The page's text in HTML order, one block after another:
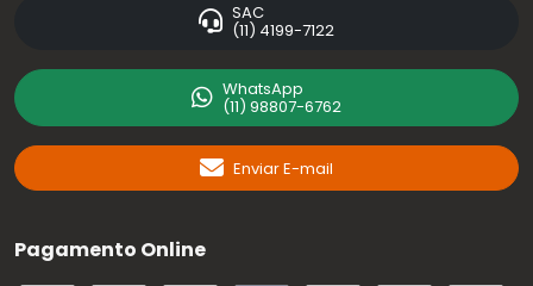
SAC
(11) 4199-7122
WhatsApp
(11) 98807-6762
Enviar E-mail
Pagamento Online